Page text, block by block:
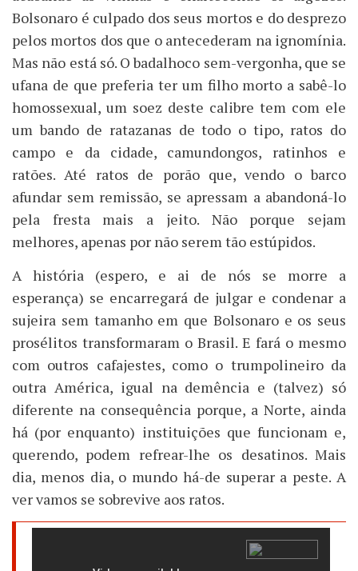
Bolsonaro é culpado dos seus mortos e do desprezo
pelos mortos dos que o antecederam na ignomínia.
Mas não está só. O badalhoco sem-vergonha, que se
ufana de que preferia ter um filho morto a sabê-lo
homossexual, um soez deste calibre tem com ele
um bando de ratazanas de todo o tipo, ratos do
campo e da cidade, camundongos, ratinhos e
ratões. Até ratos de porão que, vendo o barco
afundar sem remissão, se apressam a abandoná-lo
pela fresta mais a jeito. Não porque sejam
melhores, apenas por não serem tão estúpidos.
A história (espero, e ai de nós se morre a
esperança) se encarregará de julgar e condenar a
sujeira sem tamanho em que Bolsonaro e os seus
prosélitos transformaram o Brasil. E fará o mesmo
com outros cafajestes, como o trumpolineiro da
outra América, igual na demência e (talvez) só
diferente na consequência porque, a Norte, ainda
há (por enquanto) instituições que funcionam e,
querendo, podem refrear-lhe os desatinos. Mais
dia, menos dia, o mundo há-de superar a peste. A
ver vamos se sobrevive aos ratos.